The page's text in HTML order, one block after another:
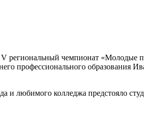
региональный чемпионат
профессионального образования
и любимого колледжа предстояло